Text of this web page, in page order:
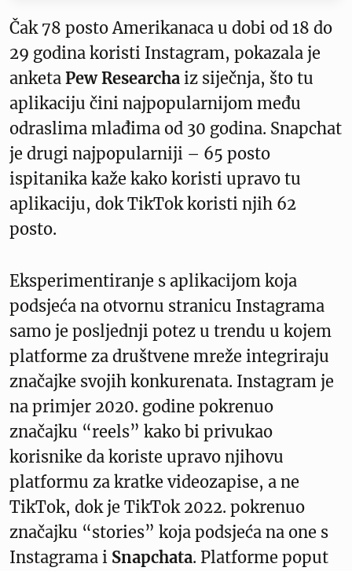
Čak 78 posto Amerikanaca u dobi od 18 do
29 godina koristi Instagram, pokazala je
anketa Pew Researcha iz siječnja, što tu
aplikaciju čini najpopularnijom među
odraslima mlađima od 30 godina. Snapchat
je drugi najpopularniji – 65 posto
ispitanika kaže kako koristi upravo tu
aplikaciju, dok TikTok koristi njih 62
posto.
Eksperimentiranje s aplikacijom koja
podsjeća na otvornu stranicu Instagrama
samo je posljednji potez u trendu u kojem
platforme za društvene mreže integriraju
značajke svojih konkurenata. Instagram je
na primjer 2020. godine pokrenuo
značajku “reels” kako bi privukao
korisnike da koriste upravo njihovu
platformu za kratke videozapise, a ne
TikTok, dok je TikTok 2022. pokrenuo
značajku “stories” koja podsjeća na one s
Instagrama i Snapchata. Platforme poput